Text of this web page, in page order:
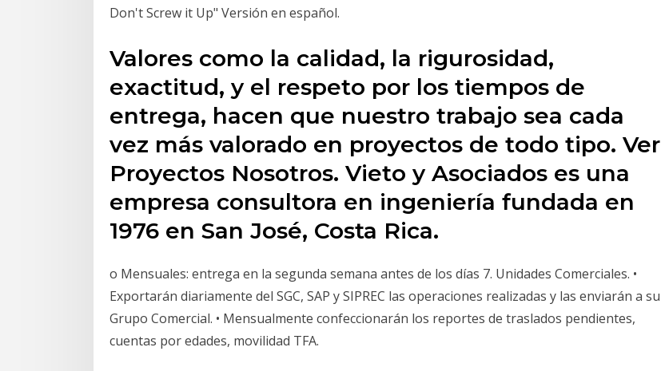
Don't Screw it Up" Versión en español.
Valores como la calidad, la rigurosidad,
exactitud, y el respeto por los tiempos de
entrega, hacen que nuestro trabajo sea cada
vez más valorado en proyectos de todo tipo. Ver
Proyectos Nosotros. Vieto y Asociados es una
empresa consultora en ingeniería fundada en
1976 en San José, Costa Rica.
o Mensuales: entrega en la segunda semana antes de los días 7. Unidades Comerciales. •
Exportarán diariamente del SGC, SAP y SIPREC las operaciones realizadas y las enviarán a su
Grupo Comercial. • Mensualmente confeccionarán los reportes de traslados pendientes,
cuentas por edades, movilidad TFA.